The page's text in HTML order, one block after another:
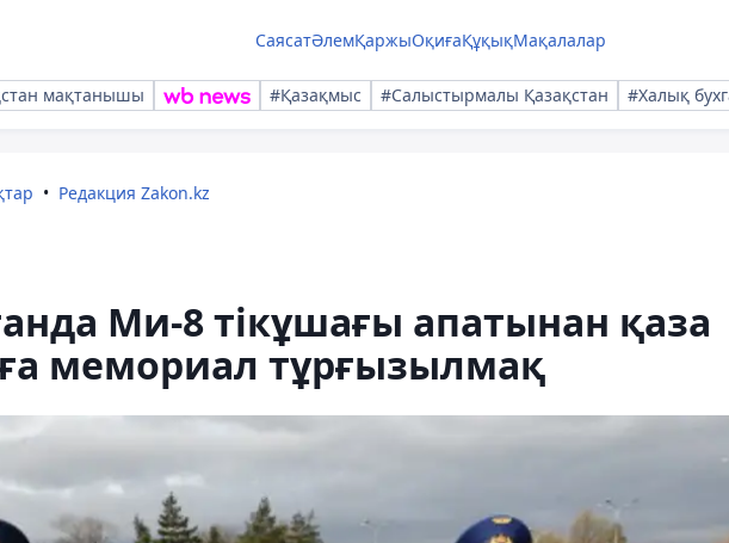
СаясатӘлемҚаржыОқиғаҚұқықМақалалар
мақтанышы #Қазақмыс #Салыстырмалы Қазақстан #Халық
Редакция Zakon.kz
Ми-8 тікұшағы апатынан қаза
мемориал тұрғызылмақ